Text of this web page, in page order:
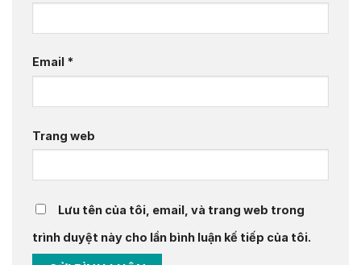
Email *
Trang web
Lưu tên của tôi, email, và trang web trong
trình duyệt này cho lần bình luận kế tiếp của tôi.